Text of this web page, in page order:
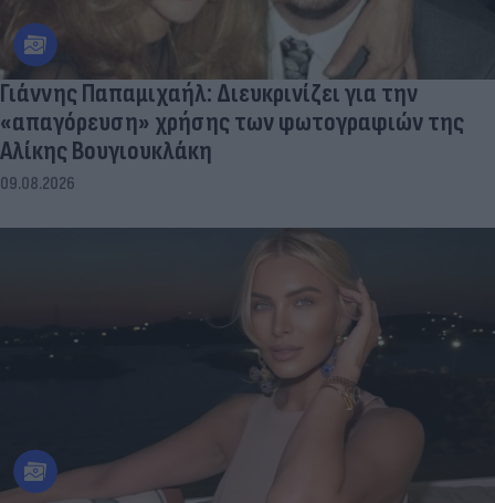
Γιάννης Παπαμιχαήλ: Διευκρινίζει για την
«απαγόρευση» χρήσης των φωτογραφιών της
Αλίκης Βουγιουκλάκη
09.08.2026